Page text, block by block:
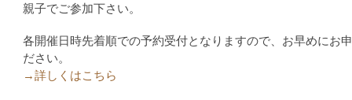
親子でご参加下さい。
各開催日時先着順での予約受付となりますので、お早めにお
ださい。
→詳しくはこちら